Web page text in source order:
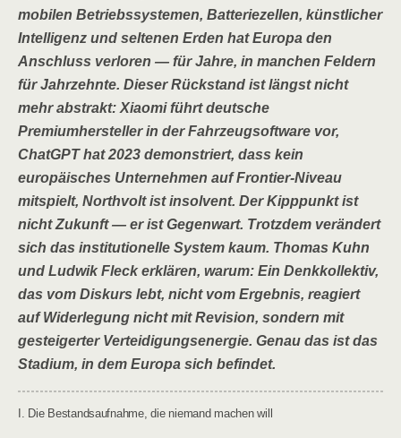
mobilen Betriebssystemen, Batteriezellen, künstlicher
Intelligenz und seltenen Erden hat Europa den
Anschluss verloren — für Jahre, in manchen Feldern
für Jahrzehnte. Dieser Rückstand ist längst nicht
mehr abstrakt: Xiaomi führt deutsche
Premiumhersteller in der Fahrzeugsoftware vor,
ChatGPT hat 2023 demonstriert, dass kein
europäisches Unternehmen auf Frontier-Niveau
mitspielt, Northvolt ist insolvent. Der Kipppunkt ist
nicht Zukunft — er ist Gegenwart. Trotzdem verändert
sich das institutionelle System kaum. Thomas Kuhn
und Ludwik Fleck erklären, warum: Ein Denkkollektiv,
das vom Diskurs lebt, nicht vom Ergebnis, reagiert
auf Widerlegung nicht mit Revision, sondern mit
gesteigerter Verteidigungsenergie. Genau das ist das
Stadium, in dem Europa sich befindet.
I. Die Bestandsaufnahme, die niemand machen will